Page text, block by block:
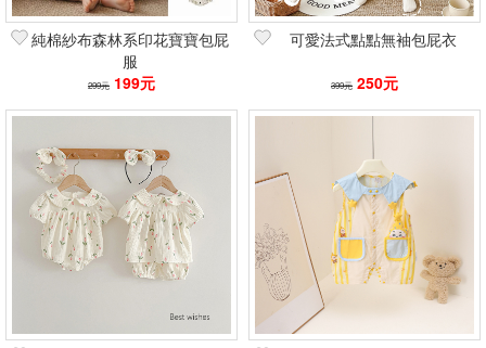
純棉紗布森林系印花寶寶包屁
服
299元 199元
可愛法式點點無袖包屁衣
399元 250元